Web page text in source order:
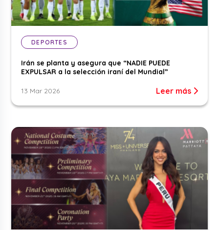
DEPORTES
Irán se planta y asegura que “NADIE PUEDE
EXPULSAR a la selección iraní del Mundial”
13 Mar 2026 Leer más